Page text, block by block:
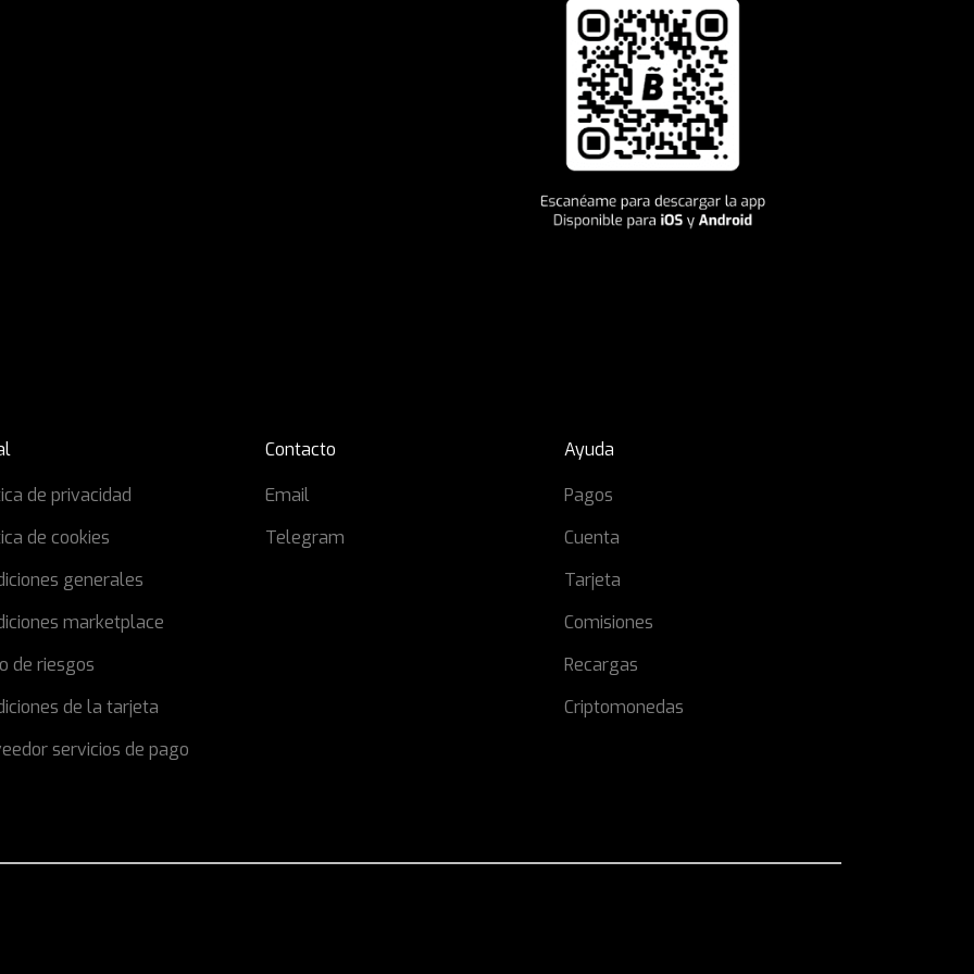
de privacidad
de cookies
generales
marketplace
de riesgos
de la tarjeta
servicios de pago
Contacto
Email
Telegram
Ayuda
Pagos
Cuenta
Tarjeta
Comisiones
Recargas
Criptomonedas